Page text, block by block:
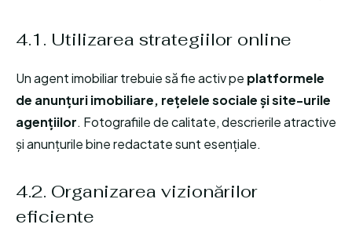
4.1. Utilizarea strategiilor online
Un agent imobiliar trebuie să fie activ pe platformele
de anunțuri imobiliare, rețelele sociale și site-urile
agențiilor. Fotografiile de calitate, descrierile atractive
și anunțurile bine redactate sunt esențiale.
4.2. Organizarea vizionărilor
eficiente